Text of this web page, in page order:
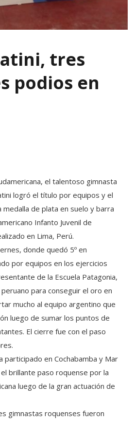
tres
podios en
el talentoso gimnasta
logró el título por equipos y el
medalla de plata en suelo y barra
Infanto Juvenil de
en Lima, Perú.
donde quedó 5º en
por equipos en los ejercicios
de la Escuela Patagonia,
o para conseguir el oro en
mucho al equipo argentino que
luego de sumar los puntos de
El cierre fue con el paso
participado en Cochabamba y Mar
brillante paso roquense por la
luego de la gran actuación de
gimnastas roquenses fueron